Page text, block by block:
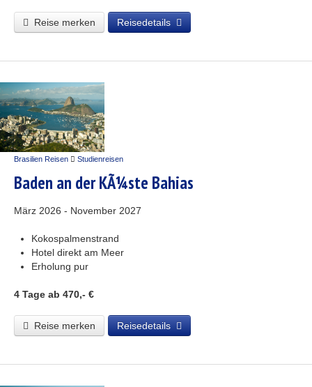
Reise merken Reisedetails
Brasilien Reisen Studienreisen
Baden an der KÃ¼ste Bahias
März 2026 - November 2027
Kokospalmenstrand
Hotel direkt am Meer
Erholung pur
4 Tage ab 470,- €
Reise merken Reisedetails